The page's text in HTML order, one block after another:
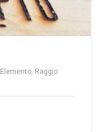
Raggio